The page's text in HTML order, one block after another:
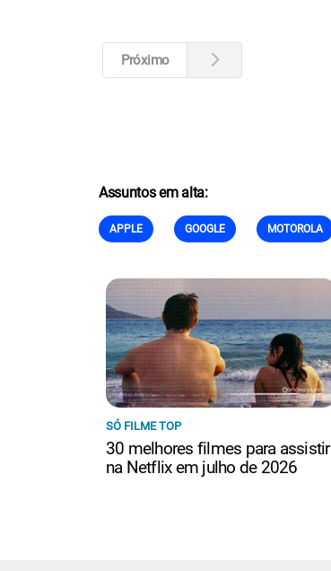
Próximo
Assuntos em alta:
APPLE GOOGLE MOTOROLA
SÓ FILME TOP
30 melhores filmes para assistir
na Netflix em julho de 2026